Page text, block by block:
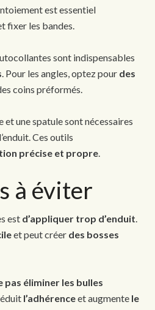
est essentiel
fixer les bandes.
sont indispensables
. Pour les angles, optez pour des
coins préformés.
et une spatule sont nécessaires
l’enduit. Ces outils
précise et propre
à éviter
est d’appliquer trop d’enduit
et peut créer des bosses
pas éliminer les bulles
l’adhérenceet augmente le